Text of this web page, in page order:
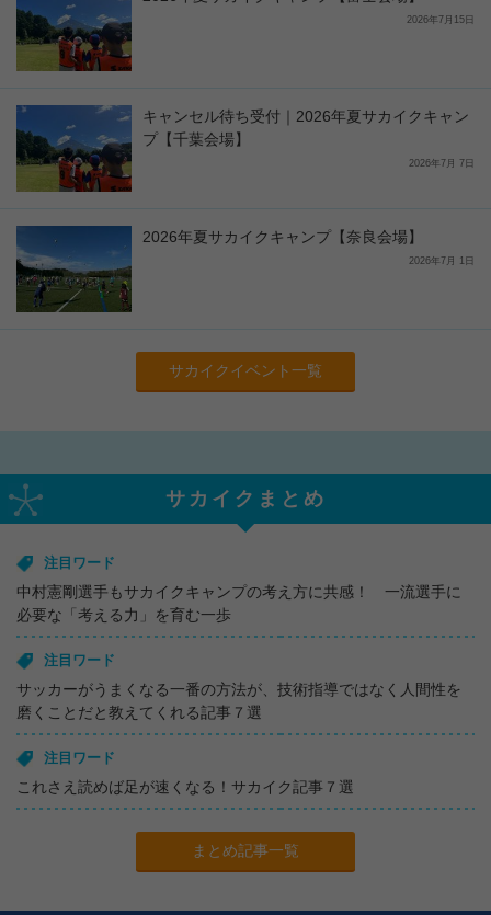
2026年7月15日
キャンセル待ち受付｜2026年夏サカイクキャン
プ【千葉会場】
2026年7月 7日
2026年夏サカイクキャンプ【奈良会場】
2026年7月 1日
サカイクイベント一覧
サカイクまとめ
注目ワード
中村憲剛選手もサカイクキャンプの考え方に共感！ 一流選手に
必要な「考える力」を育む一歩
注目ワード
サッカーがうまくなる一番の方法が、技術指導ではなく人間性を
磨くことだと教えてくれる記事７選
注目ワード
これさえ読めば足が速くなる！サカイク記事７選
まとめ記事一覧